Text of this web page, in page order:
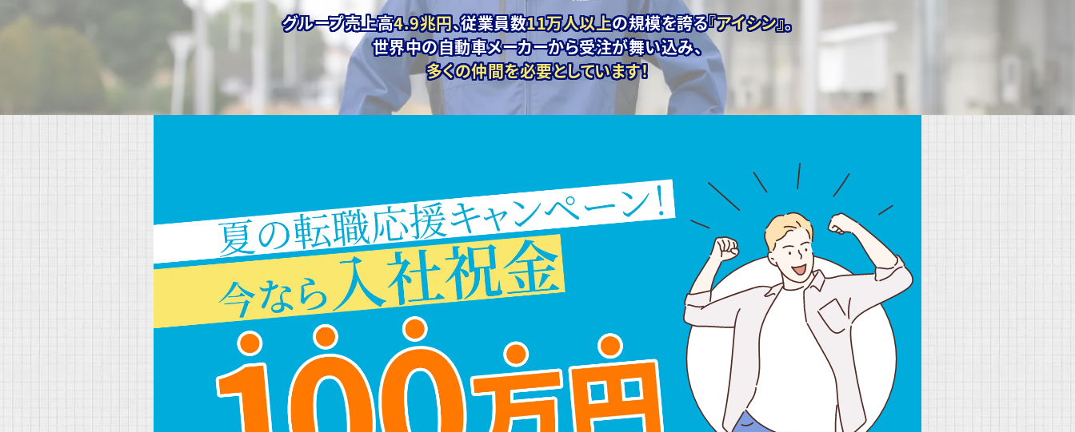
グループ売上高4.9兆円、従業員数11万人以上の規模を誇る『アイシン』。
世界中の自動車メーカーから受注が舞い込み、
多くの仲間を必要としています！